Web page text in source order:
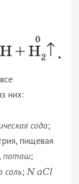
них:
сода;
пищевая
поташ;
соль;NaCl